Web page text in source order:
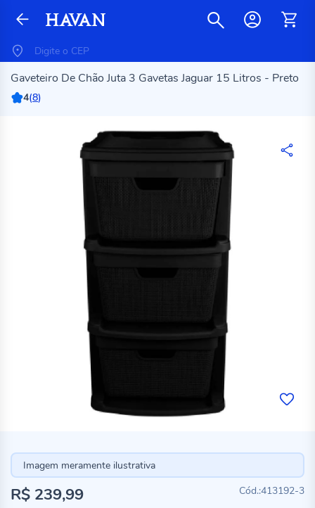
Gaveteiro De Chão Juta 3 Gavetas Jaguar 15 Litros - Preto
4(8)
Imagem meramente ilustrativa
413192-3
R$ 239,99